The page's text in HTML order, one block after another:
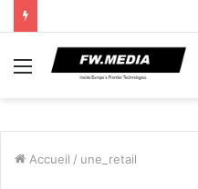
Menu
Accueil / une_retail